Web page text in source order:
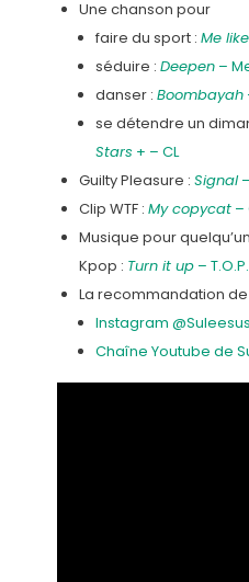
Une chanson pour
faire du sport : Me
séduire : Deepen–
danser : Boombayah
se détendre un
Stars + – CL
Guilty Pleasure : Signal
Clip WTF : My copycat–
Musique pour
Kpop : Turn it up– T.O.P.
La recommandation de
Instagram
Chaîne Youtube de